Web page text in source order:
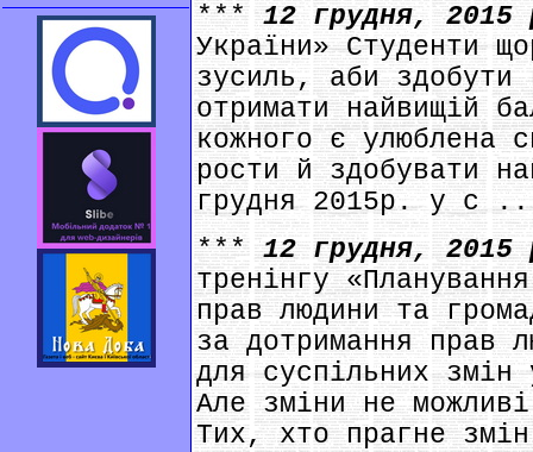
***12 грудня,
України» Студенти
зусиль, аби здобути
отримати найвищій
кожного є улюблена
рости й здобувати
грудня 2015р. у с
***12 грудня,
тренінгу
прав людини та
за дотримання прав
для суспільних
Але зміни не
Тих, хто прагне